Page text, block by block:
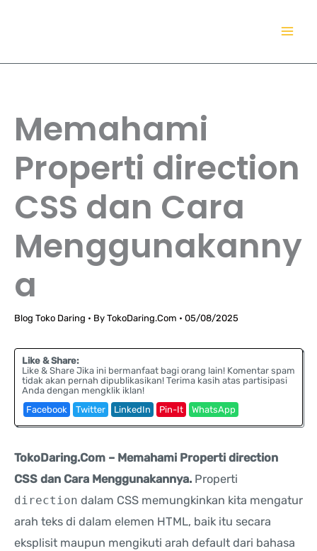
Memahami
Properti direction
CSS dan Cara
Menggunakanny
a
Blog Toko Daring • By TokoDaring.Com • 05/08/2025
Like & Share:
Like & Share Jika ini bermanfaat bagi orang lain! Komentar spam
tidak akan pernah dipublikasikan! Terima kasih atas partisipasi
Anda dengan mengklik iklan!
Facebook
Twitter LinkedIn Pin-It WhatsApp
TokoDaring.Com – Memahami Properti direction
CSS dan Cara Menggunakannya. Properti
direction dalam CSS memungkinkan kita mengatur
arah teks di dalam elemen HTML, baik itu secara
eksplisit maupun mengikuti arah default dari bahasa